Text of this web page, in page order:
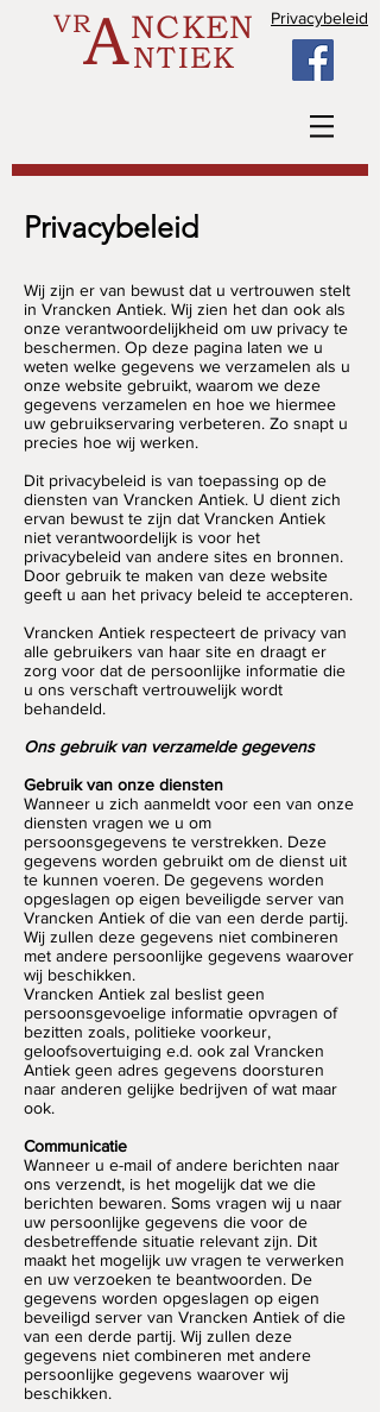
VRANTIEK
Privacybeleid
NCKEN
Privacybeleid
Wij zijn er van bewust dat u vertrouwen stelt
in Vrancken Antiek. Wij zien het dan ook als
onze verantwoordelijkheid om uw privacy te
beschermen. Op deze pagina laten we u
weten welke gegevens we verzamelen als u
onze website gebruikt, waarom we deze
gegevens verzamelen en hoe we hiermee
uw gebruikservaring verbeteren. Zo snapt u
precies hoe wij werken.
Dit privacybeleid is van toepassing op de
diensten van Vrancken Antiek. U dient zich
ervan bewust te zijn dat Vrancken Antiek
niet verantwoordelijk is voor het
privacybeleid van andere sites en bronnen.
Door gebruik te maken van deze website
geeft u aan het privacy beleid te accepteren.
Vrancken Antiek respecteert de privacy van
alle gebruikers van haar site en draagt er
zorg voor dat de persoonlijke informatie die
u ons verschaft vertrouwelijk wordt
behandeld.
Ons gebruik van verzamelde gegevens
Gebruik van onze diensten
Wanneer u zich aanmeldt voor een van onze
diensten vragen we u om
persoonsgegevens te verstrekken. Deze
gegevens worden gebruikt om de dienst uit
te kunnen voeren. De gegevens worden
opgeslagen op eigen beveiligde server van
Vrancken Antiek of die van een derde partij.
Wij zullen deze gegevens niet combineren
met andere persoonlijke gegevens waarover
wij beschikken.
Vrancken Antiek zal beslist geen
persoonsgevoelige informatie opvragen of
bezitten zoals, politieke voorkeur,
geloofsovertuiging e.d. ook zal Vrancken
Antiek geen adres gegevens doorsturen
naar anderen gelijke bedrijven of wat maar
ook.
Communicatie
Wanneer u e-mail of andere berichten naar
ons verzendt, is het mogelijk dat we die
berichten bewaren. Soms vragen wij u naar
uw persoonlijke gegevens die voor de
desbetreffende situatie relevant zijn. Dit
maakt het mogelijk uw vragen te verwerken
en uw verzoeken te beantwoorden. De
gegevens worden opgeslagen op eigen
beveiligd server van Vrancken Antiek of die
van een derde partij. Wij zullen deze
gegevens niet combineren met andere
persoonlijke gegevens waarover wij
beschikken.